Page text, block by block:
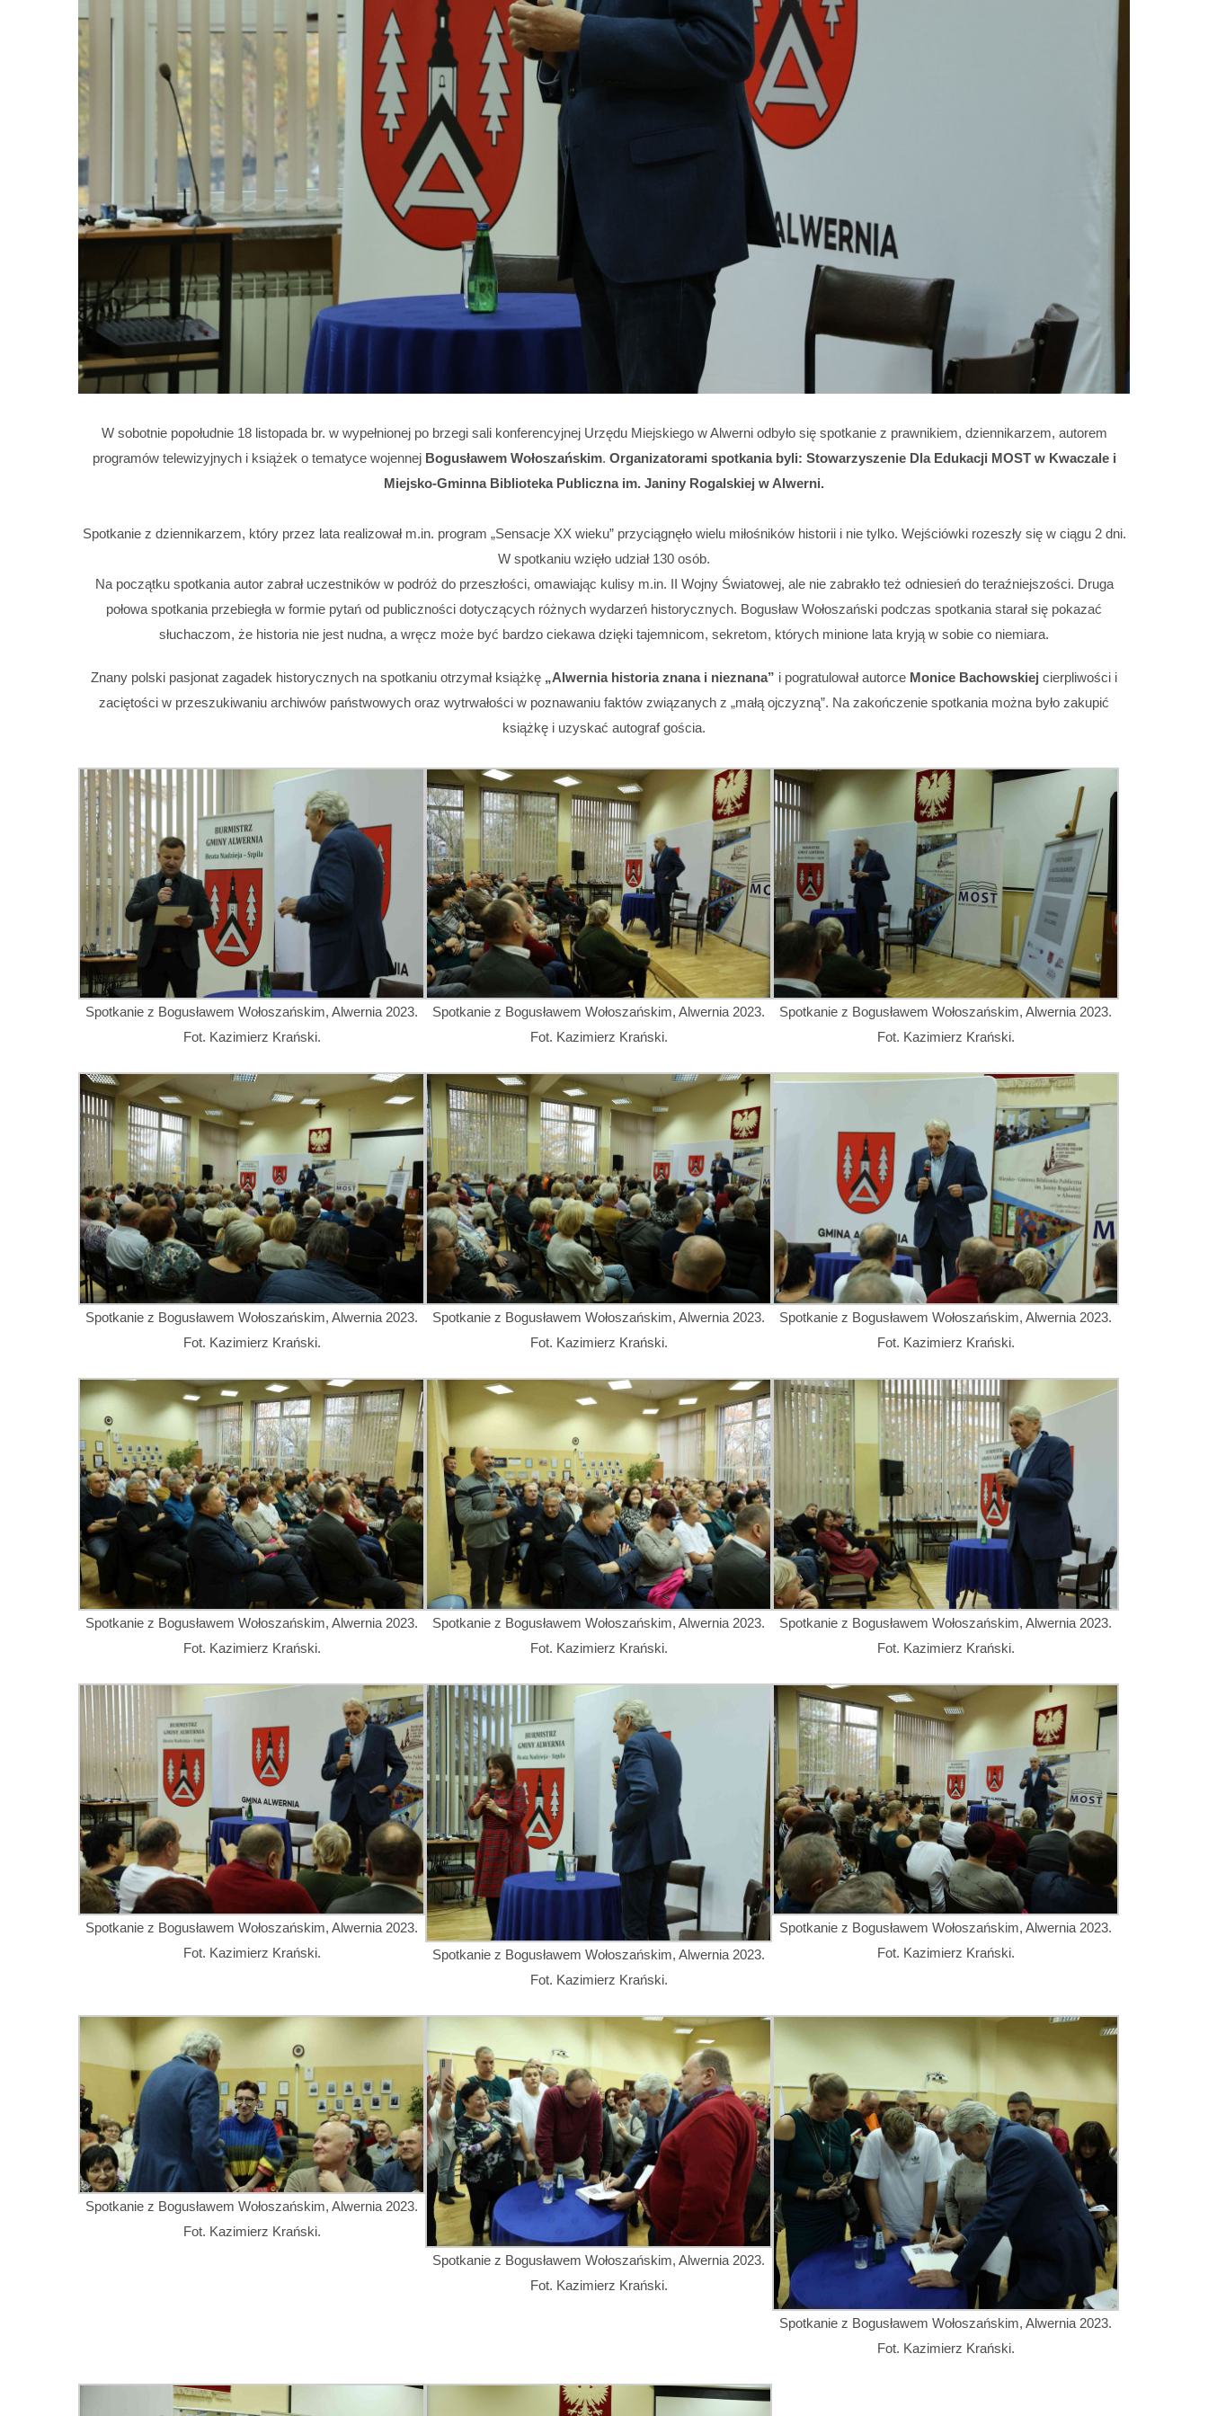
W sobotnie popołudnie 18 listopada br. w wypełnionej po brzegi sali konferencyjnej Urzędu Miejskiego w Alwerni odbyło się spotkanie z prawnikiem, dziennikarzem, autorem
programów telewizyjnych i książek o tematyce wojennej Bogusławem Wołoszańskim. Organizatorami spotkania byli: Stowarzyszenie Dla Edukacji MOST w Kwaczale i
Miejsko-Gminna Biblioteka Publiczna im. Janiny Rogalskiej w Alwerni.
Spotkanie z dziennikarzem, który przez lata realizował m.in. program „Sensacje XX wieku” przyciągnęło wielu miłośników historii i nie tylko. Wejściówki rozeszły się w ciągu 2 dni.
W spotkaniu wzięło udział 130 osób.
Na początku spotkania autor zabrał uczestników w podróż do przeszłości, omawiając kulisy m.in. II Wojny Światowej, ale nie zabrakło też odniesień do teraźniejszości. Druga
połowa spotkania przebiegła w formie pytań od publiczności dotyczących różnych wydarzeń historycznych. Bogusław Wołoszański podczas spotkania starał się pokazać
słuchaczom, że historia nie jest nudna, a wręcz może być bardzo ciekawa dzięki tajemnicom, sekretom, których minione lata kryją w sobie co niemiara.
Znany polski pasjonat zagadek historycznych na spotkaniu otrzymał książkę „Alwernia historia znana i nieznana” i pogratulował autorce Monice Bachowskiej cierpliwości i
zaciętości w przeszukiwaniu archiwów państwowych oraz wytrwałości w poznawaniu faktów związanych z „małą ojczyzną”. Na zakończenie spotkania można było zakupić
książkę i uzyskać autograf gościa.
Spotkanie z Bogusławem Wołoszańskim, Alwernia 2023.
Fot. Kazimierz Krański.
Spotkanie z Bogusławem Wołoszańskim, Alwernia 2023.
Fot. Kazimierz Krański.
Spotkanie z Bogusławem Wołoszańskim, Alwernia 2023.
Fot. Kazimierz Krański.
Spotkanie z Bogusławem Wołoszańskim, Alwernia 2023.
Fot. Kazimierz Krański.
Spotkanie z Bogusławem Wołoszańskim, Alwernia 2023.
Fot. Kazimierz Krański.
Spotkanie z Bogusławem Wołoszańskim, Alwernia 2023.
Fot. Kazimierz Krański.
Spotkanie z Bogusławem Wołoszańskim, Alwernia 2023.
Fot. Kazimierz Krański.
Spotkanie z Bogusławem Wołoszańskim, Alwernia 2023.
Fot. Kazimierz Krański.
Spotkanie z Bogusławem Wołoszańskim, Alwernia 2023.
Fot. Kazimierz Krański.
Spotkanie z Bogusławem Wołoszańskim, Alwernia 2023.
Fot. Kazimierz Krański.
Spotkanie z Bogusławem Wołoszańskim, Alwernia 2023.
Fot. Kazimierz Krański.
Spotkanie z Bogusławem Wołoszańskim, Alwernia 2023.
Fot. Kazimierz Krański.
Spotkanie z Bogusławem Wołoszańskim, Alwernia 2023.
Fot. Kazimierz Krański.
Spotkanie z Bogusławem Wołoszańskim, Alwernia 2023.
Fot. Kazimierz Krański.
Spotkanie z Bogusławem Wołoszańskim, Alwernia 2023.
Fot. Kazimierz Krański.